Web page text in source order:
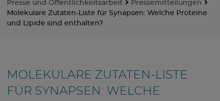
Presse und Öffentlichkeitsarbeit
Pressemitteilungen
Molekulare Zutaten-Liste für Synapsen: Welche Proteine
und Lipide sind enthalten?
MOLEKULARE ZUTATEN-LISTE
FÜR SYNAPSEN: WELCHE